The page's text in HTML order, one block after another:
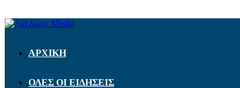
ΑΡΧΙΚΗ
ΟΛΕΣ ΟΙ ΕΙΔΗΣΕΙΣ